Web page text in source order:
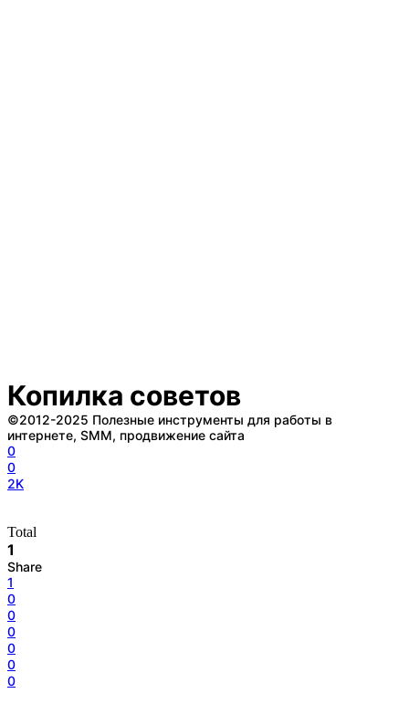
Копилка советов
©2012-2025 Полезные инструменты для работы в
интернете, SMM, продвижение сайта
0
0
2K
Total
1
Share
1
0
0
0
0
0
0